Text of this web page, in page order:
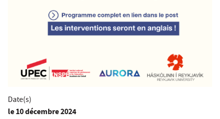
Date(s)
le10 décembre 2024